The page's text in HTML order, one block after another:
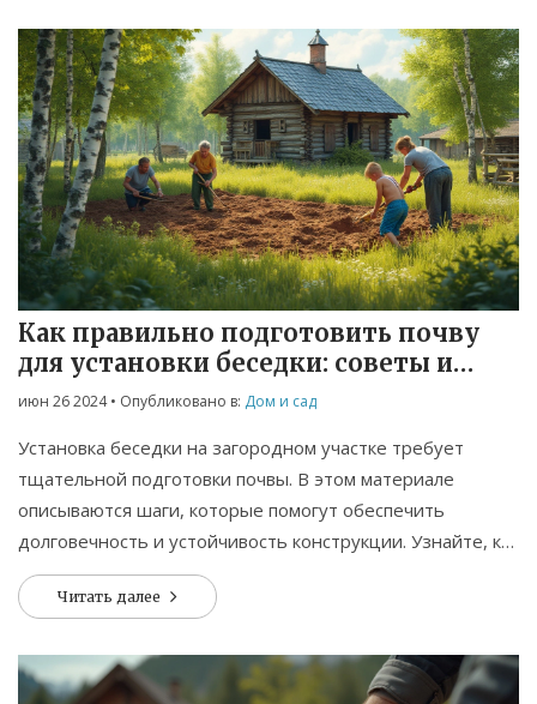
Как правильно подготовить почву
для установки беседки: советы и
рекомендации
июн 26 2024• Опубликовано в: Дом и сад
Установка беседки на загородном участке требует
тщательной подготовки почвы. В этом материале
описываются шаги, которые помогут обеспечить
долговечность и устойчивость конструкции. Узнайте, как
правильно выбрать место, подготовить грунт, провести
дренаж и другие важные аспекты.
Читать далее